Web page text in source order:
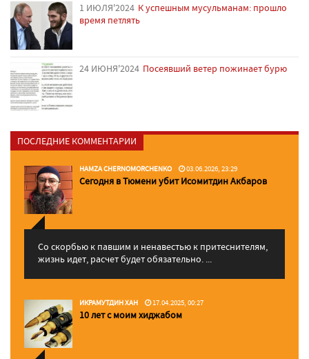
1 ИЮЛЯ'2024 К успешным мусульманам: прошло
время петлять
24 ИЮНЯ'2024 Посеявший ветер пожинает бурю
ПОСЛЕДНИЕ КОММЕНТАРИИ
HAMZA CHERNOMORCHENKO 03.06.2026, 23:29
Сегодня в Тюмени убит Исомитдин Акбаров
Со скорбью к павшим и ненавестью к притеснителям,
жизнь идет, расчет будет обязательно. ...
ИКРАМУТДИН ХАН 17.04.2025, 00:27
10 лет с моим хиджабом